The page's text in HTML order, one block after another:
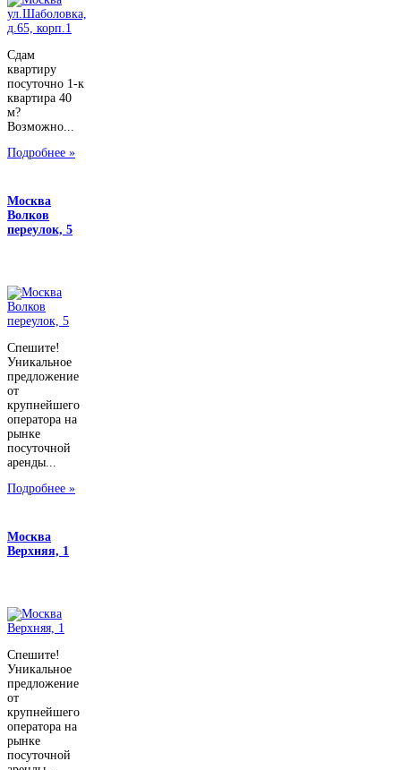
Сдам
квартиру
посуточно 1-к
квартира 40
м?
Возможно...
Подробнее »
Москва
Волков
переулок, 5
Спешите!
Уникальное
предложение
от
крупнейшего
оператора на
рынке
посуточной
аренды...
Подробнее »
Москва
Верхняя, 1
Спешите!
Уникальное
предложение
от
крупнейшего
оператора на
рынке
посуточной